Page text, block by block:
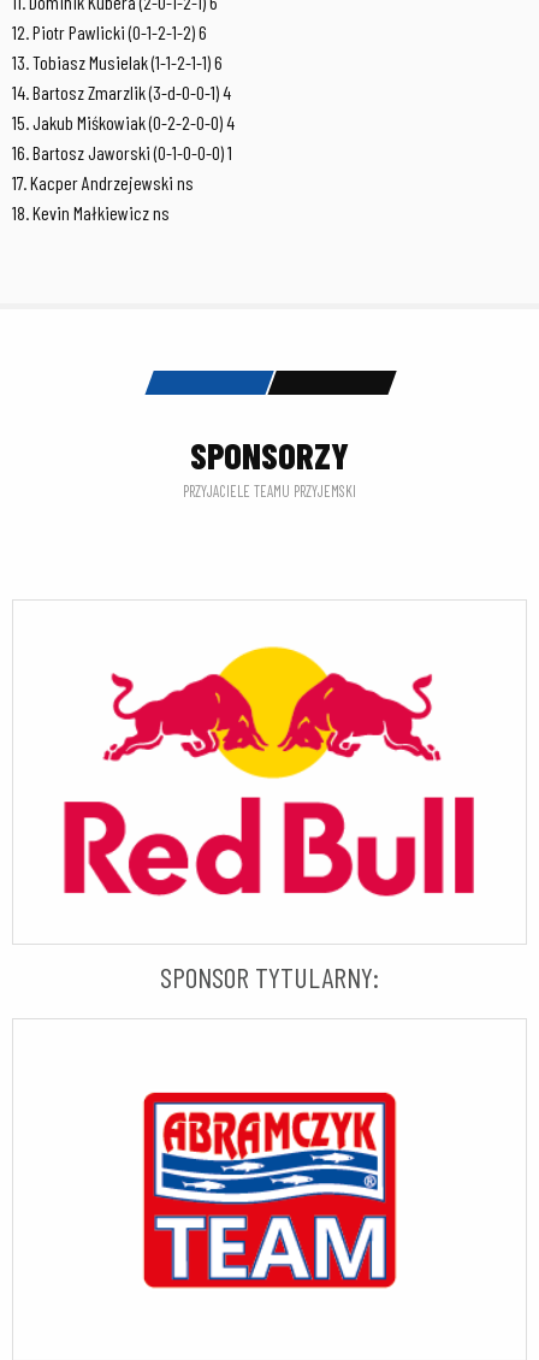
12. Piotr Pawlicki (0-1-2-1-2) 6
13. Tobiasz Musielak (1-1-2-1-1) 6
14. Bartosz Zmarzlik (3-d-0-0-1) 4
15. Jakub Miśkowiak (0-2-2-0-0) 4
16. Bartosz Jaworski (0-1-0-0-0) 1
17. Kacper Andrzejewski ns
18. Kevin Małkiewicz ns
SPONSORZY
PRZYJACIELE TEAMU PRZYJEMSKI
SPONSOR TYTULARNY: